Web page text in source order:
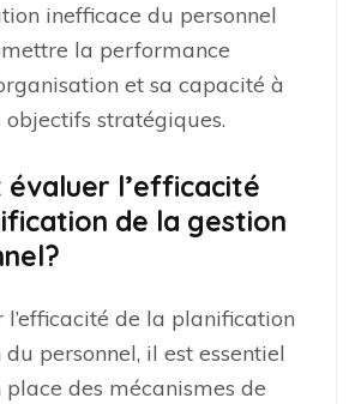
inefficace du personnel
la performance
et sa capacité à
objectifs stratégiques.
évaluer l’efficacité
de la gestion
l’efficacité de la planification
personnel, il est essentiel
des mécanismes de